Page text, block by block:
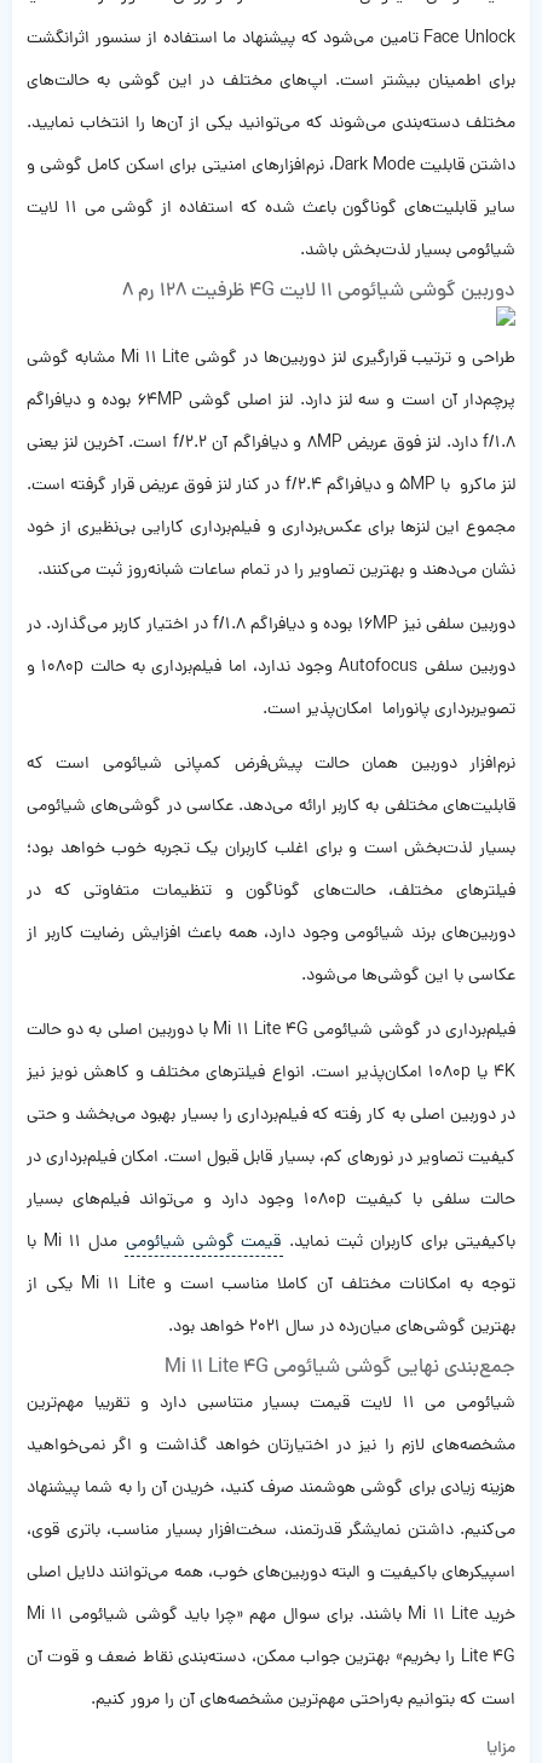
Face Unlock تامین می‌شود که پیشنهاد ما استفاده از سنسور اثرانگشت
برای اطمینان بیشتر است. اپ‌های مختلف در این گوشی به حالت‌های
مختلف دسته‌بندی می‌شوند که می‌توانید یکی از آن‌ها را انتخاب نمایید.
داشتن قابلیت Dark Mode، نرم‌افزارهای امنیتی برای اسکن کامل گوشی و
سایر قابلیت‌های گوناگون باعث شده که استفاده از گوشی می 11 لایت
شیائومی بسیار لذت‌بخش باشد.
دوربین گوشی شیائومی 11 لایت 4G ظرفیت 128 رم 8
طراحی و ترتیب قرارگیری لنز دوربین‌ها در گوشی Mi 11 Lite مشابه گوشی
پرچم‌دار آن است و سه لنز دارد. لنز اصلی گوشی 64MP بوده و دیافراگم
f/1.8 دارد. لنز فوق عریض 8MP و دیافراگم آن f/2.2 است. آخرین لنز یعنی
لنز ماکرو با 5MP و دیافراگم f/2.4 در کنار لنز فوق عریض قرار گرفته است.
مجموع این لنزها برای عکس‌برداری و فیلم‌برداری کارایی بی‌نظیری از خود
نشان می‌دهند و بهترین تصاویر را در تمام ساعات شبانه‌روز ثبت می‌کنند.
دوربین سلفی نیز 16MP بوده و دیافراگم f/1.8 در اختیار کاربر می‌گذارد. در
دوربین سلفی Autofocus وجود ندارد، اما فیلم‌برداری به حالت 1080p و
تصویربرداری پانوراما امکان‌پذیر است.
نرم‌افزار دوربین همان حالت پیش‌فرض کمپانی شیائومی است که
قابلیت‌های مختلفی به کاربر ارائه می‌دهد. عکاسی در گوشی‌های شیائومی
بسیار لذت‌بخش است و برای اغلب کاربران یک تجربه خوب خواهد بود؛
فیلترهای مختلف، حالت‌های گوناگون و تنظیمات متفاوتی که در
دوربین‌های برند شیائومی وجود دارد، همه باعث افزایش رضایت کاربر از
عکاسی با این گوشی‌ها می‌شود.
فیلم‌برداری در گوشی شیائومی Mi 11 Lite 4G با دوربین اصلی به دو حالت
4K یا 1080p امکان‌پذیر است. انواع فیلترهای مختلف و کاهش نویز نیز
در دوربین اصلی به کار رفته که فیلم‌برداری را بسیار بهبود می‌بخشد و حتی
کیفیت تصاویر در نورهای کم، بسیار قابل قبول است. امکان فیلم‌برداری در
حالت سلفی با کیفیت 1080p وجود دارد و می‌تواند فیلم‌های بسیار
باکیفیتی برای کاربران ثبت نماید. قیمت گوشی شیائومی
مدل Mi 11 با
توجه به امکانات مختلف آن کاملا مناسب است و Mi 11 Lite یکی از
بهترین گوشی‌های میان‌رده در سال 2021 خواهد بود.
جمع‌بندی نهایی گوشی شیائومی Mi 11 Lite 4G
شیائومی می 11 لایت قیمت بسیار متناسبی دارد و تقریبا مهم‌ترین
مشخصه‌های لازم را نیز در اختیارتان خواهد گذاشت و اگر نمی‌خواهید
هزینه زیادی برای گوشی هوشمند صرف کنید، خریدن آن را به شما پیشنهاد
می‌کنیم. داشتن نمایشگر قدرتمند، سخت‌افزار بسیار مناسب، باتری قوی،
اسپیکرهای باکیفیت و البته دوربین‌های خوب، همه می‌توانند دلایل اصلی
خرید Mi 11 Lite باشند. برای سوال مهم «چرا باید گوشی شیائومی Mi 11
Lite 4G را بخریم» بهترین جواب ممکن، دسته‌بندی نقاط ضعف و قوت آن
است که بتوانیم به‌راحتی مهم‌ترین مشخصه‌های آن را مرور کنیم.
مزایا